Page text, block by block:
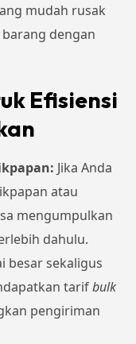
mudah rusak
dengan
Efisiensi
Jika Anda
atau
mengumpulkan
dahulu.
besar sekaligus
tarifbulk
pengiriman